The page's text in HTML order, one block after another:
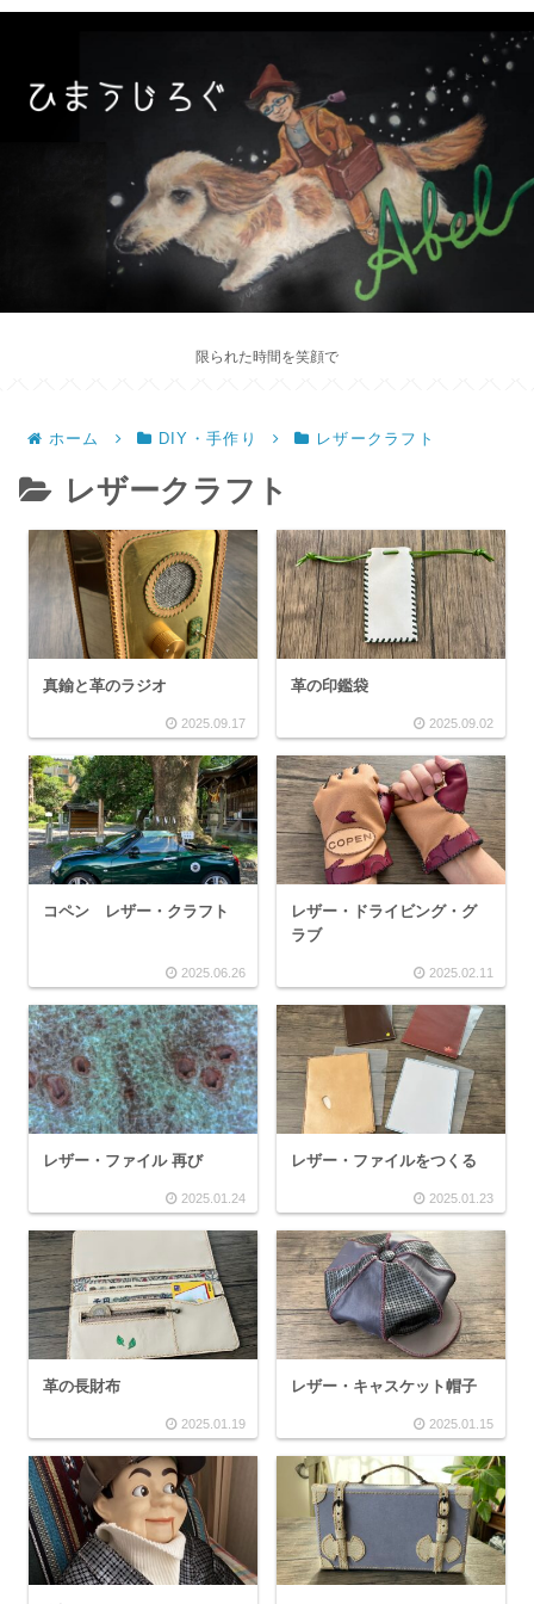
限られた時間を笑顔で
ホーム DIY・手作り レザークラフト
レザークラフト
真鍮と革のラジオ
2025.09.17
革の印鑑袋
2025.09.02
コペン レザー・クラフト
2025.06.26
レザー・ドライビング・グ
ラブ
2025.02.11
レザー・ファイル 再び
2025.01.24
レザー・ファイルをつくる
2025.01.23
革の長財布
2025.01.19
レザー・キャスケット帽子
2025.01.15